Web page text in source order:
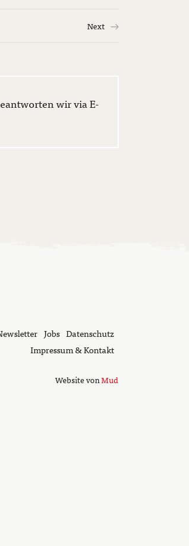
Next
wir via E-
Jobs Datenschutz
Impressum & Kontakt
Website vonMud